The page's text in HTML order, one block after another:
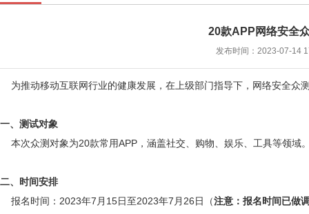
20款APP网络安全
发布时间：2023-07-14
为推动移动互联网行业的健康发展，在上级部门指导下，网络安全众
一、测试对象
本次众测对象为20款常用APP，涵盖社交、购物、娱乐、工具等领域
二、时间安排
报名时间：2023年7月15日至2023年7月26日（注意：报名时间已做